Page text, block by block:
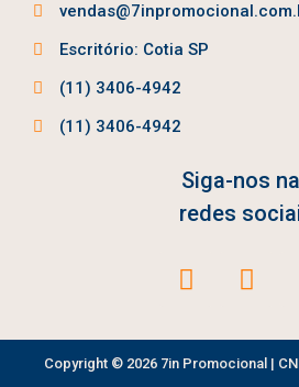
Escritório: Cotia SP
(11) 3406-4942
(11) 3406-4942
Siga-nos
redes
Copyright © 2026 7in Promocional |